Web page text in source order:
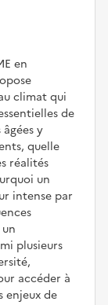
en
climat qui
de
y
quelle
réalités
un
intense par
plusieurs
accéder à
enjeux de